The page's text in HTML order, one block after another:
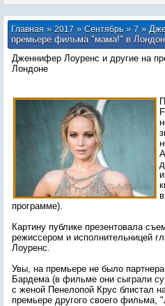
Главная»2017 » Сентябрь » 7»
премьере фильма "мама!" в
Дженнифер Лоуренс и другие на
Лондоне
программе).
Картину публике презентовала
режиссером и исполнительницей
Лоуренс.
Увы, на премьере не было
Бардема (в фильме они сыграли
с женой Пенелопой Крус блистал
премьере другого своего фильма,